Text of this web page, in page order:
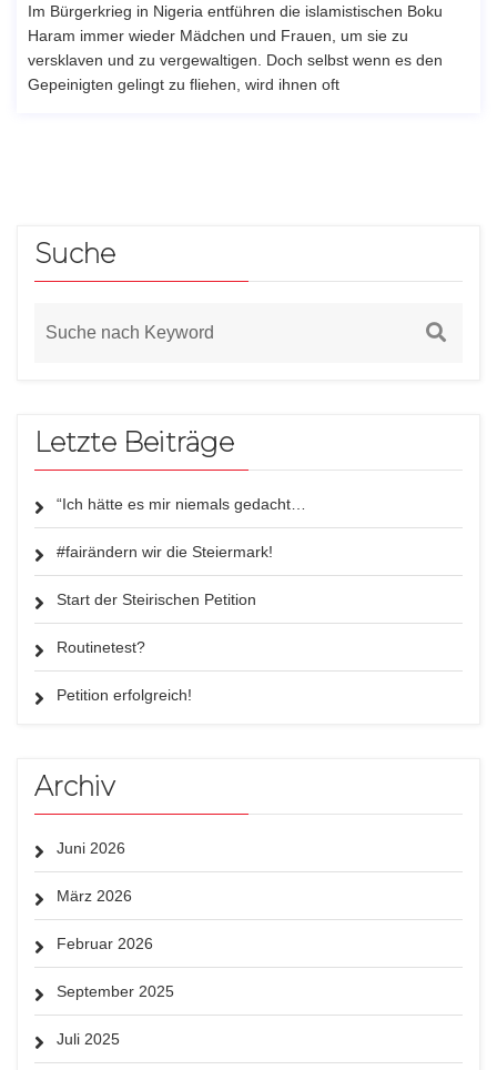
Im Bürgerkrieg in Nigeria entführen die islamistischen Boku
Haram immer wieder Mädchen und Frauen, um sie zu
versklaven und zu vergewaltigen. Doch selbst wenn es den
Gepeinigten gelingt zu fliehen, wird ihnen oft
Suche
Letzte Beiträge
“Ich hätte es mir niemals gedacht…
#fairändern wir die Steiermark!
Start der Steirischen Petition
Routinetest?
Petition erfolgreich!
Archiv
Juni 2026
März 2026
Februar 2026
September 2025
Juli 2025